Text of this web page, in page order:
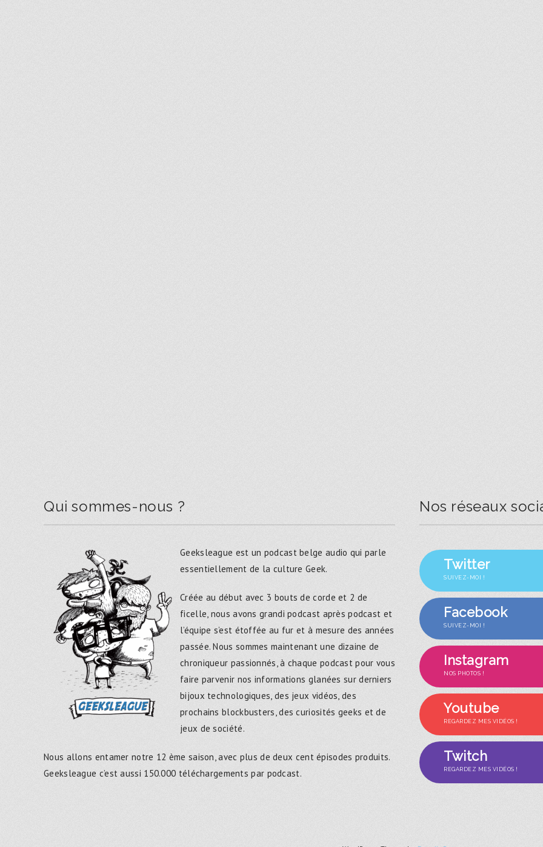
Qui sommes-nous ?
Geeksleague est un podcast belge audio qui parle
essentiellement de la culture Geek.
Créée au début avec 3 bouts de corde et 2 de
ficelle, nous avons grandi podcast après podcast et
l’équipe s’est étoffée au fur et à mesure des années
passée. Nous sommes maintenant une dizaine de
chroniqueur passionnés, à chaque podcast pour vous
faire parvenir nos informations glanées sur derniers
bijoux technologiques, des jeux vidéos, des
prochains blockbusters, des curiosités geeks et de
jeux de société.
Nous allons entamer notre 12 ème saison, avec plus de deux cent épisodes produits.
Geeksleague c’est aussi 150.000 téléchargements par podcast.
Nos réseaux
Twitter
SUIVEZ-MOI !
Facebook
SUIVEZ-MOI !
Instagram
NOS PHOTOS !
Youtube
REGARDEZ MES VIDÉOS !
Twitch
REGARDEZ MES VIDÉOS !